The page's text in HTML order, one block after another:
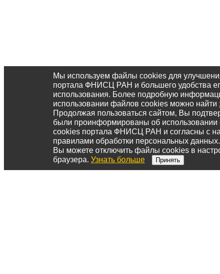
Мы используем файлы cookies для
портала ФНИСЦ РАН и большего удобства
использования. Более подробную
использовании файлов cookies можно найти
Продолжая пользоваться сайтом, Вы
были проинформированы об
cookies портала ФНИСЦ РАН и согласны с
правилами обработки персональных данных.
Вы можете отключить файлы cookies в
браузера. Узнать больше Принять